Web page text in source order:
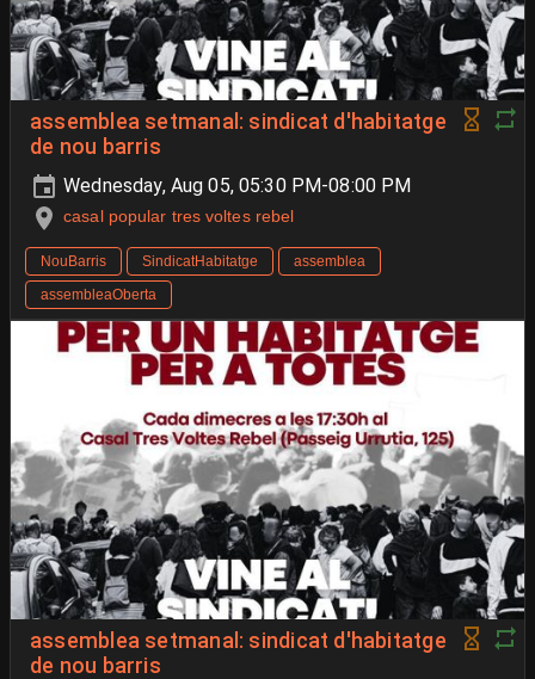
assemblea setmanal: sindicat d'habitatge
de nou barris
Wednesday, Aug 05, 05:30 PM-08:00 PM
casal popular tres voltes rebel
NouBarris SindicatHabitatge
assemblea
assembleaOberta
assemblea setmanal: sindicat d'habitatge
de nou barris